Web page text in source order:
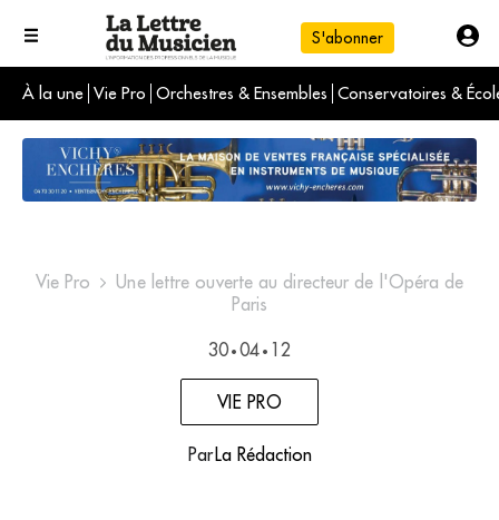
S'abonner
À la une Vie Pro Orchestres & Ensembles Conservatoires &
L'info du jour
Le numéro du mois
International
Vie Pro
Une lettre ouverte au directeur de l'Opéra de
Paris
30 • 04 • 12
VIE PRO
ParLa Rédaction